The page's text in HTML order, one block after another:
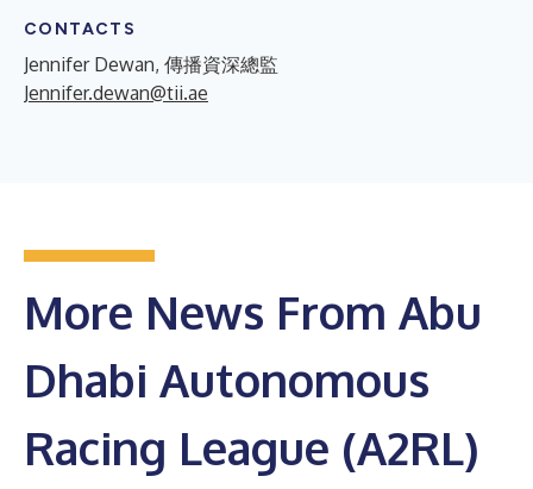
CONTACTS
Jennifer Dewan, 傳播資深總監
Jennifer.dewan@tii.ae
More News From Abu
Dhabi Autonomous
Racing League (A2RL)